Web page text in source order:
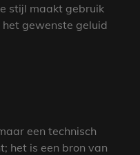
stijl maakt gebruik
gewenste geluid
een technisch
het is een bron van